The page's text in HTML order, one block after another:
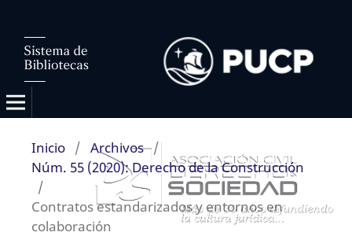
Inicio / Archivos /
Núm. 55 (2020): Derecho de la Construcción
/
Contratos estandarizados y entornos en
colaboración